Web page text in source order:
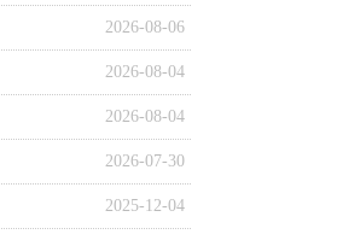
2026-08-06
2026-08-04
2026-08-04
2026-07-30
2025-12-04